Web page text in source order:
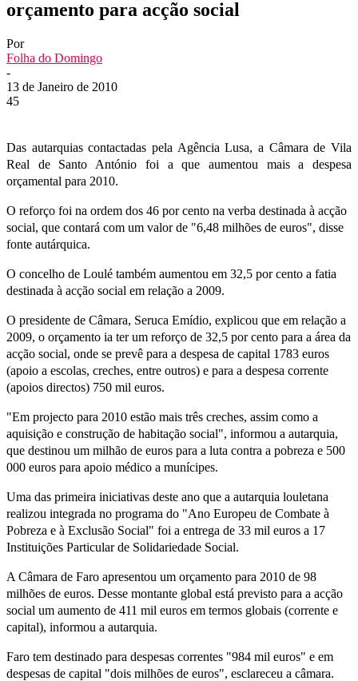
orçamento para acção social
Por
Folha do Domingo
-
13 de Janeiro de 2010
45
Das autarquias contactadas pela Agência Lusa, a Câmara de Vila
Real de Santo António foi a que aumentou mais a despesa
orçamental para 2010.
O reforço foi na ordem dos 46 por cento na verba destinada à acção
social, que contará com um valor de "6,48 milhões de euros", disse
fonte autárquica.
O concelho de Loulé também aumentou em 32,5 por cento a fatia
destinada à acção social em relação a 2009.
O presidente de Câmara, Seruca Emídio, explicou que em relação a
2009, o orçamento ia ter um reforço de 32,5 por cento para a área da
acção social, onde se prevê para a despesa de capital 1783 euros
(apoio a escolas, creches, entre outros) e para a despesa corrente
(apoios directos) 750 mil euros.
"Em projecto para 2010 estão mais três creches, assim como a
aquisição e construção de habitação social", informou a autarquia,
que destinou um milhão de euros para a luta contra a pobreza e 500
000 euros para apoio médico a munícipes.
Uma das primeira iniciativas deste ano que a autarquia louletana
realizou integrada no programa do "Ano Europeu de Combate à
Pobreza e à Exclusão Social" foi a entrega de 33 mil euros a 17
Instituições Particular de Solidariedade Social.
A Câmara de Faro apresentou um orçamento para 2010 de 98
milhões de euros. Desse montante global está previsto para a acção
social um aumento de 411 mil euros em termos globais (corrente e
capital), informou a autarquia.
Faro tem destinado para despesas correntes "984 mil euros" e em
despesas de capital "dois milhões de euros", esclareceu a câmara.